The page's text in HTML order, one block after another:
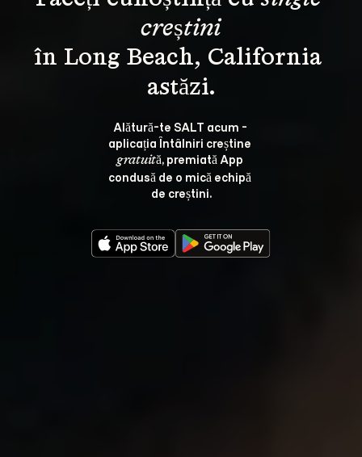
creștini
în Long Beach, California
Alătură-te SALT acum -
aplicația Întâlniri creștine
gratuită, premiată App
condusă de o mică echipă
de creștini.